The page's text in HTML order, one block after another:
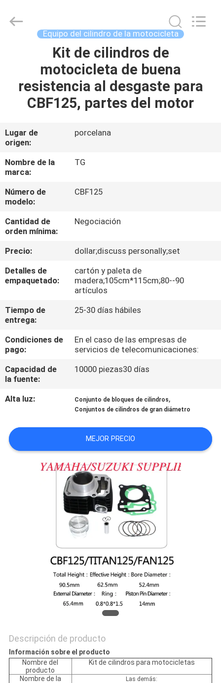
PRODUCTOS
NOSOTROS
VIAJE
DE
LA
FÁBRICA
CONTROL
CALIDAD
ÉNTRENOS
EN
CONTACTO
NOTICIAS
PIDA
UNA
CITA
PRIVACY
Cylinder
Block.,Ltd.
Equipo del cilindro de la motocicleta
Kit de cilindros de
motocicleta de buena
resistencia al desgaste para
CBF125, partes del motor
Lugar de
origen:
porcelana
Nombre de la
marca:
TG
Número de
modelo:
CBF125
Cantidad de
orden mínima:
Negociación
Precio:
dollar;discuss personally;set
Detalles de
empaquetado:
cartón y paleta de
madera;105cm*115cm;80--90
artículos
Tiempo de
entrega:
25-30 días hábiles
Condiciones de
pago:
En el caso de las empresas de
servicios de telecomunicaciones:
Capacidad de
la fuente:
10000 piezas30 días
Alta luz: Conjunto de bloques de cilindros,
Conjuntos de cilindros de gran diámetro
MEJOR PRECIO
Descripción de producto
Información sobre el producto
Nombre del
producto
Kit de cilindros para motocicletas
Nombre de la
Las demás: